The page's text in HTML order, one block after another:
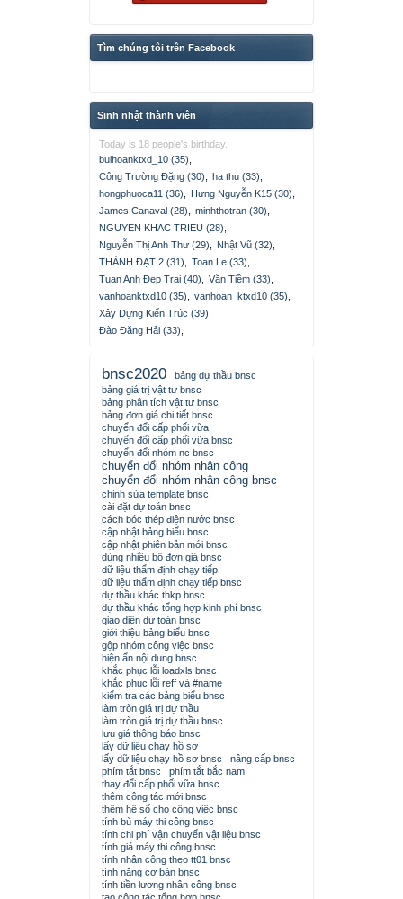
Tìm chúng tôi trên Facebook
Sinh nhật thành viên
Today is 18 people's birthday.
buihoanktxd_10 (35)
Công Trường Đặng (30)
ha thu (33)
hongphuoca11 (36)
Hưng Nguyễn K15 (30)
James Canaval (28)
minhthotran (30)
NGUYEN KHAC TRIEU (28)
Nguyễn Thị Anh Thư (29)
Nhật Vũ (32)
THÀNH ĐẠT 2 (31)
Toan Le (33)
Tuan Anh Đep Trai (40)
Văn Tiềm (33)
vanhoanktxd10 (35)
vanhoan_ktxd10 (35)
Xây Dựng Kiến Trúc (39)
Đào Đăng Hải (33)
bnsc2020
bảng dự thầu bnsc
bảng giá trị vật tư bnsc
bảng phân tích vật tư bnsc
bảng đơn giá chi tiết bnsc
chuyển đổi cấp phối vữa
chuyển đổi cấp phối vữa bnsc
chuyển đổi nhóm nc bnsc
chuyển đổi nhóm nhân công
chuyển đổi nhóm nhân công bnsc
chỉnh sửa template bnsc
cài đặt dự toán bnsc
cách bóc thép điện nước bnsc
cập nhật bảng biểu bnsc
cập nhật phiên bản mới bnsc
dùng nhiều bộ đơn giá bnsc
dữ liệu thẩm định chạy tiếp
dữ liệu thẩm định chạy tiếp bnsc
dự thầu khác thkp bnsc
dự thầu khác tổng hợp kinh phí bnsc
giao diện dự toán bnsc
giới thiệu bảng biểu bnsc
gộp nhóm công việc bnsc
hiện ẩn nội dung bnsc
khắc phục lỗi loadxls bnsc
khắc phục lỗi reff và #name
kiểm tra các bảng biểu bnsc
làm tròn giá trị dự thầu
làm tròn giá trị dự thầu bnsc
lưu giá thông báo bnsc
lấy dữ liệu chạy hồ sơ
lấy dữ liệu chạy hồ sơ bnsc
nâng cấp bnsc
phím tắt bnsc
phím tắt bắc nam
thay đổi cấp phối vữa bnsc
thêm công tác mới bnsc
thêm hệ số cho công việc bnsc
tính bù máy thi công bnsc
tính chi phí vận chuyển vật liệu bnsc
tính giá máy thi công bnsc
tính nhân công theo tt01 bnsc
tính năng cơ bản bnsc
tính tiền lương nhân công bnsc